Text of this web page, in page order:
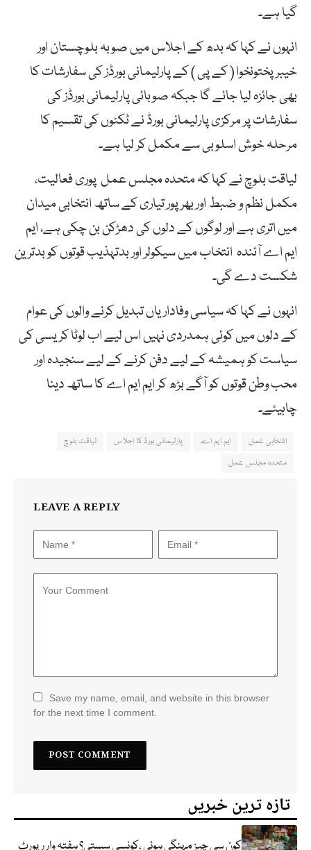
گیا ہے۔
انہوں نے کہا کہ بدھ کے اجلاس میں صوبہ بلوچستان اور
خیبرپختونخوا ( کے پی ) کے پارلیمانی بورڈز کی سفارشات کا
بھی جائزہ لیا جائے گا جبکہ صوبائی پارلیمانی بورڈز کی
سفارشات پر مرکزی پارلیمانی بورڈ نے ٹکٹوں کی تقسیم کا
مرحلہ خوش اسلوبی سے مکمل کر لیا ہے۔
لیاقت بلوچ نے کہا کہ متحدہ مجلس عمل پوری فعالیت،
مکمل نظم و ضبط اور بھرپور تیاری کے ساتھ انتخابی میدان
میں اتری ہے اور لوگوں کے دلوں کی دھڑکن بن چکی ہے، ایم
ایم اے آئندہ انتخاب میں سیکولر اور بدتہذیب قوتوں کو بدترین
شکست دے گی۔
انہوں نے کہا کہ سیاسی وفاداریاں تبدیل کرنے والوں کی عوام
کے دلوں میں کوئی ہمدردی نہیں اس لیے اب لوٹا کریسی کی
سیاست کو ہمیشہ کے لیے دفن کرنے کے لیے سنجیدہ اور
محب وطن قوتوں کو آگے بڑھ کر ایم ایم اے کا ساتھ دینا
چاہیئے۔
انتخابی عمل ایم ایم اے پارلیمانی بورڈ کا اجلاس
لیاقت بلوچ
متحدہ مجلس عمل
LEAVE A REPLY
Save my name, email, and website in this browser
for the next time I comment.
تازہ ترین خبریں
کون سی چیز مہنگی ہوئی ،کونسی سستی؟ ہفتہ وار رپورٹ